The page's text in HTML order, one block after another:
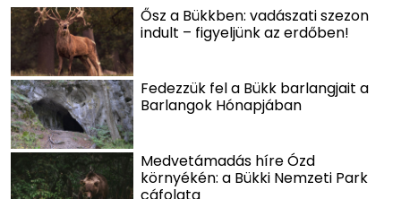
Ősz a Bükkben: vadászati szezon
indult – figyeljünk az erdőben!
Fedezzük fel a Bükk barlangjait a
Barlangok Hónapjában
Medvetámadás híre Ózd
környékén: a Bükki Nemzeti Park